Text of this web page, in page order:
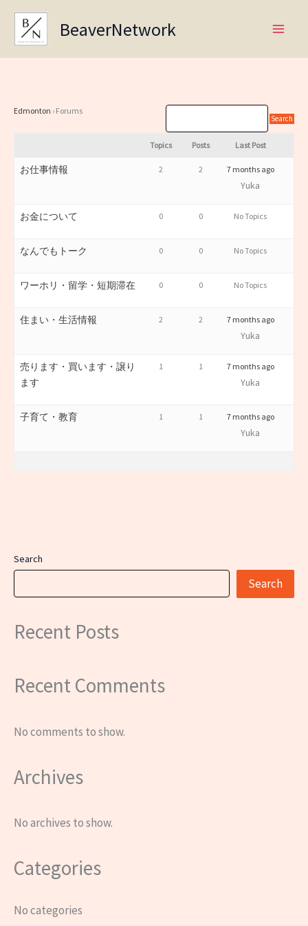
Skip
content
BeaverNetwork
Edmonton › Forums
Topics Posts Last Post
お仕事情報 2 2 7 months ago
Yuka
お金について 0 0 No Topics
なんでもトーク 0 0 No Topics
ワーホリ・留学・短期滞在 0 0 No Topics
住まい・生活情報 2 2 7 months ago
Yuka
売ります・買います・譲り
ます
1 1 7 months ago
Yuka
子育て・教育 1 1 7 months ago
Yuka
Search
Search
Recent Posts
Recent Comments
No comments to show.
Archives
No archives to show.
Categories
No categories